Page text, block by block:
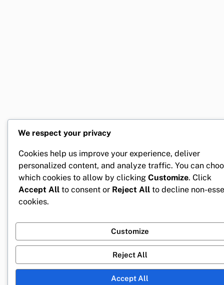
We respect your privacy
Cookies help us improve your experience, deliver
personalized content, and analyze traffic. You can
which cookies to allow by clicking Customize. Click
Accept All to consent or Reject All to decline non-
cookies.
Customize
Reject All
Accept All